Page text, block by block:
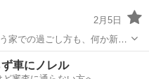
2月5日
家での過ごし方も、何か新し
ー始めて
器なんです。 コードの
車にノレル